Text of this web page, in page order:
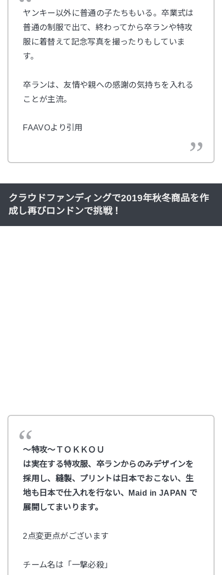
ヤンキー以外に普通の子たちもいる。卒業式は
普通の制服で出て、終わってから卒ランや特攻
服に着替えて記念写真を撮ったりもしていま
す。
卒ランは、友情や親への感謝の気持ちを入れる
ことが主流。
FAAVOより引用
クラウドファンディングで2019年秋冬商品を作
成し再びロンドンで挑戦！
～特攻～ＴＯＫＫＯＵ
は実在する特攻服、卒ランからのみデザインを
採用し、縫製、プリントは日本でおこない、生
地も日本で仕入れを行ない、Maid in JAPAN で
展開してまいります。
2点変更点がございます
チーム名は「一撃必殺」